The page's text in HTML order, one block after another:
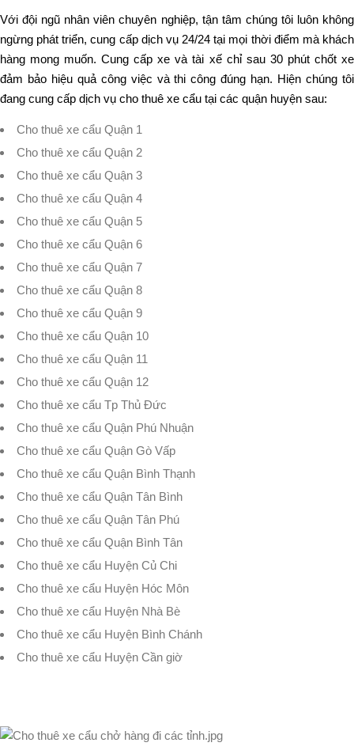
Với đội ngũ nhân viên chuyên nghiệp, tận tâm chúng tôi luôn không
ngừng phát triển, cung cấp dịch vụ 24/24 tại mọi thời điểm mà khách
hàng mong muốn. Cung cấp xe và tài xế chỉ sau 30 phút chốt xe
đảm bảo hiệu quả công việc và thi công đúng hạn. Hiện chúng tôi
đang cung cấp dịch vụ cho thuê xe cẩu tại các quận huyện sau:
Cho thuê xe cẩu Quận 1
Cho thuê xe cẩu Quận 2
Cho thuê xe cẩu Quận 3
Cho thuê xe cẩu Quận 4
Cho thuê xe cẩu Quận 5
Cho thuê xe cẩu Quận 6
Cho thuê xe cẩu Quận 7
Cho thuê xe cẩu Quận 8
Cho thuê xe cẩu Quận 9
Cho thuê xe cẩu Quận 10
Cho thuê xe cẩu Quận 11
Cho thuê xe cẩu Quận 12
Cho thuê xe cẩu Tp Thủ Đức
Cho thuê xe cẩu Quận Phú Nhuận
Cho thuê xe cẩu Quận Gò Vấp
Cho thuê xe cẩu Quận Bình Thạnh
Cho thuê xe cẩu Quận Tân Bình
Cho thuê xe cẩu Quận Tân Phú
Cho thuê xe cẩu Quận Bình Tân
Cho thuê xe cẩu Huyện Củ Chi
Cho thuê xe cẩu Huyện Hóc Môn
Cho thuê xe cẩu Huyện Nhà Bè
Cho thuê xe cẩu Huyện Bình Chánh
Cho thuê xe cẩu Huyện Cần giờ